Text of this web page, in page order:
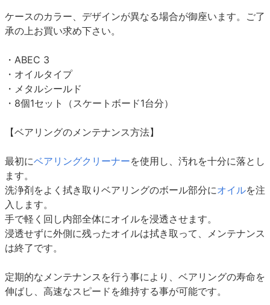
ケースのカラー、デザインが異なる場合が御座います。ご了
承の上お買い求め下さい。
・ABEC 3
・オイルタイプ
・メタルシールド
・8個1セット（スケートボード1台分）
【ベアリングのメンテナンス方法】
最初にベアリングクリーナーを使用し、汚れを十分に落とし
ます。
洗浄剤をよく拭き取りベアリングのボール部分にオイルを注
入します。
手で軽く回し内部全体にオイルを浸透させます。
浸透せずに外側に残ったオイルは拭き取って、メンテナンス
は終了です。
定期的なメンテナンスを行う事により、ベアリングの寿命を
伸ばし、高速なスピードを維持する事が可能です。